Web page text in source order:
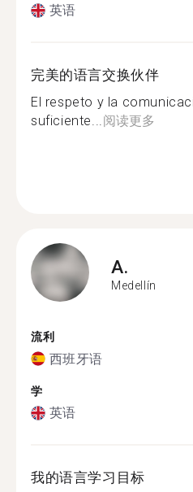
英语
完美的语言交换伙伴
El respeto y la
suficiente...阅读更多
A.
Medellín
流利
西班牙语
学
英语
我的语言学习目标